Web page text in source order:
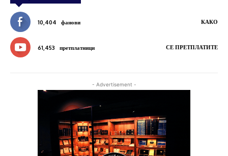
10,404 фанови КАКО
61,453 претплатници СЕ ПРЕТПЛАТИТЕ
- Advertisement -